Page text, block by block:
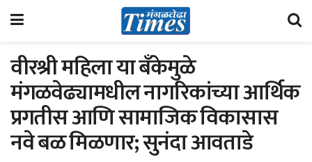
वीरश्री महिला या बँकेमुळे
मंगळवेढ्यामधील नागरिकांच्या आर्थिक
प्रगतीस आणि सामाजिक विकासास
नवे बळ मिळणार; सुनंदा आवताडे